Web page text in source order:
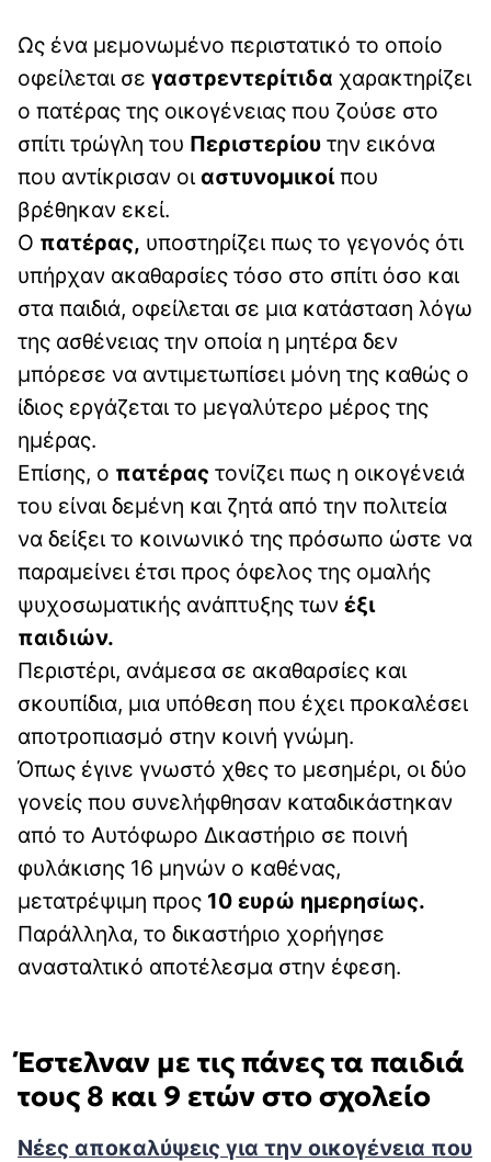
Ως ένα μεμονωμένο περιστατικό το οποίο
οφείλεται σε γαστρεντερίτιδα χαρακτηρίζει
ο πατέρας της οικογένειας που ζούσε στο
σπίτι τρώγλη του Περιστερίου την εικόνα
που αντίκρισαν οι αστυνομικοίπου
βρέθηκαν εκεί.
Ο πατέρας, υποστηρίζει πως το γεγονός ότι
υπήρχαν ακαθαρσίες τόσο στο σπίτι όσο και
στα παιδιά, οφείλεται σε μια κατάσταση λόγω
της ασθένειας την οποία η μητέρα δεν
μπόρεσε να αντιμετωπίσει μόνη της καθώς ο
ίδιος εργάζεται το μεγαλύτερο μέρος της
ημέρας.
Επίσης, ο πατέρας τονίζει πως η οικογένειά
του είναι δεμένη και ζητά από την πολιτεία
να δείξει το κοινωνικό της πρόσωπο ώστε να
παραμείνει έτσι προς όφελος της ομαλής
ψυχοσωματικής ανάπτυξης των έξι
παιδιών.
Περιστέρι, ανάμεσα σε ακαθαρσίες και
σκουπίδια, μια υπόθεση που έχει προκαλέσει
αποτροπιασμό στην κοινή γνώμη.
Όπως έγινε γνωστό χθες το μεσημέρι, οι δύο
γονείς που συνελήφθησαν καταδικάστηκαν
από το Αυτόφωρο Δικαστήριο σε ποινή
φυλάκισης 16 μηνών ο καθένας,
μετατρέψιμη προς 10 ευρώ ημερησίως.
Παράλληλα, το δικαστήριο χορήγησε
ανασταλτικό αποτέλεσμα στην έφεση.
Έστελναν με τις πάνες τα παιδιά
τους 8 και 9 ετών στο σχολείο
Νέες αποκαλύψεις για την οικογένεια που